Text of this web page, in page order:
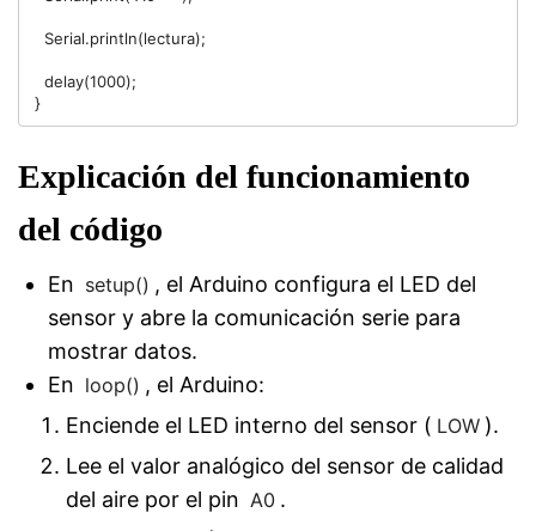
Explicación del funcionamiento
del código
En setup() , el Arduino configura el LED del
sensor y abre la comunicación serie para
mostrar datos.
En loop() , el Arduino:
Enciende el LED interno del sensor ( LOW ).
Lee el valor analógico del sensor de calidad
del aire por el pin A0 .